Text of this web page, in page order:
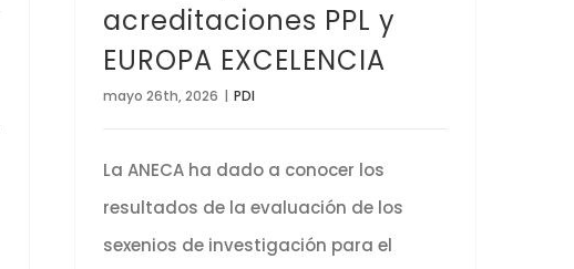
acreditaciones PPL y
EUROPA EXCELENCIA
mayo 26th, 2026 | PDI
La ANECA ha dado a conocer los
resultados de la evaluación de los
sexenios de investigación para el